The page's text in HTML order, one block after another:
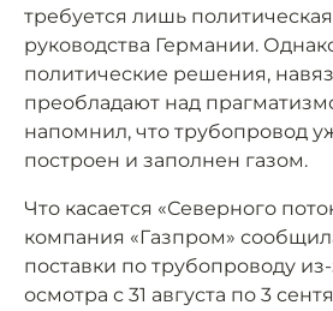
требуется лишь
руководства Германии.
политические решения,
преобладают над
напомнил, что трубопровод
построен и заполнен газом.
Что касается «Северного
компания «Газпром»
поставки по трубопроводу
осмотра с 31 августа по 3